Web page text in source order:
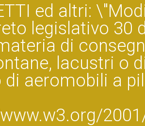
ed altri:
legislativo 30
di
lacustri o
di aeromobili a